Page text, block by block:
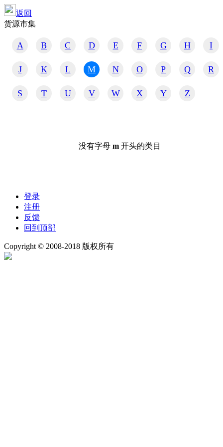
返回
货源市集
A B C D E F G H I
J K L M N O P Q R
S T U V W X Y Z
没有字母 m开头的类目
登录
注册
反馈
回到顶部
Copyright © 2008-2018 版权所有